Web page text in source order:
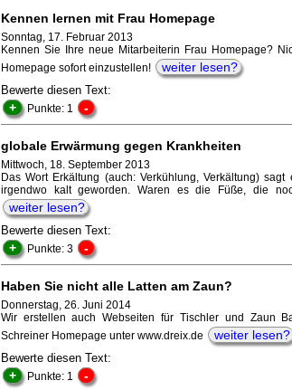
Kennen lernen mit Frau Homepage
Sonntag, 17. Februar 2013
Kennen Sie Ihre neue Mitarbeiterin Frau Homepage?
Homepage sofort einzustellen!
weiter lesen?
Bewerte diesen Text:
+ Punkte: 1 -
globale Erwärmung gegen Krankheiten
Mittwoch, 18. September 2013
Das Wort Erkältung (auch: Verkühlung, Verkältung)
irgendwo kalt geworden. Waren es die Füße, die
weiter lesen?
Bewerte diesen Text:
+ Punkte: 3 -
Haben Sie nicht alle Latten am Zaun?
Donnerstag, 26. Juni 2014
Wir erstellen auch Webseiten für Tischler und Zaun
Schreiner Homepage unter www.dreix.de
weiter lesen?
Bewerte diesen Text:
+ Punkte: 1 -